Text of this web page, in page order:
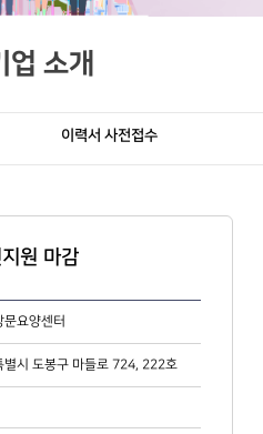
업 소개
이력서 사전접수
원 마감
문요양센터
별시 도봉구 마들로 724, 222호